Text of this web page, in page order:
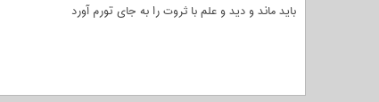
باید ماند و دید و علم با ثروت را به جای تورم آورد